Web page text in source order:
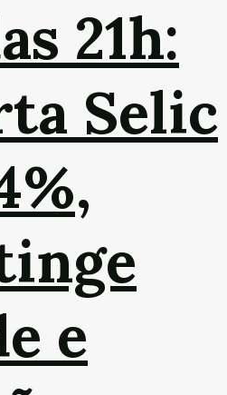
21h:
Selic
e